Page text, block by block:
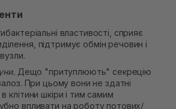
властивості, сприяє
підтримує обмін речовин і
Дещо "притуплюють" секрецію
При цьому вони не здатні
клітини шкіри і тим самим
впливати на роботу потових/